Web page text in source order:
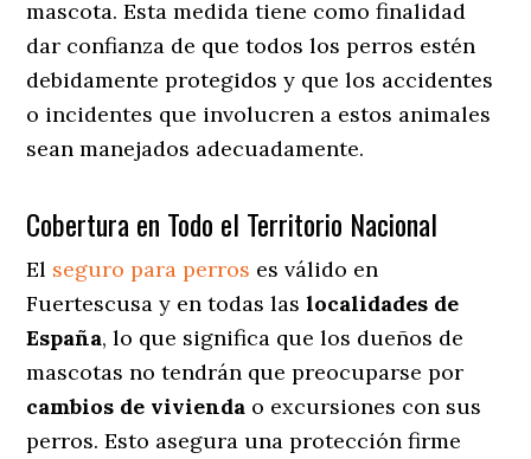
mascota. Esta medida tiene como finalidad
dar confianza de que todos los perros estén
debidamente protegidos y que los accidentes
o incidentes que involucren a estos animales
sean manejados adecuadamente.
Cobertura en Todo el Territorio Nacional
El seguro para perros es válido en
Fuertescusa y en todas laslocalidades de
España, lo que significa que los dueños de
mascotas no tendrán que preocuparse por
cambios de vivienda o excursiones con sus
perros. Esto asegura una protección firme